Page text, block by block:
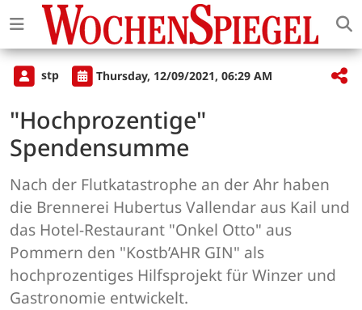
stp Thursday, 12/09/2021, 06:29 AM
"Hochprozentige"
Spendensumme
Nach der Flutkatastrophe an der Ahr haben
die Brennerei Hubertus Vallendar aus Kail und
das Hotel-Restaurant "Onkel Otto" aus
Pommern den "Kostb’AHR GIN" als
hochprozentiges Hilfsprojekt für Winzer und
Gastronomie entwickelt.